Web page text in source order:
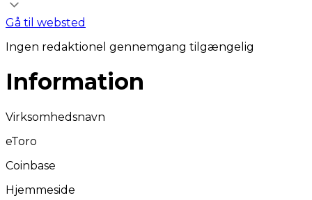
Gå til websted
Ingen redaktionel gennemgang tilgængelig
Information
Virksomhedsnavn
eToro
Coinbase
Hjemmeside